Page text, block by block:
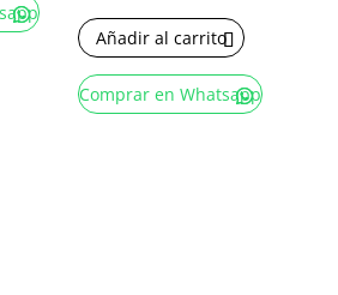
Añadir al carrito
Comprar en Whatsapp